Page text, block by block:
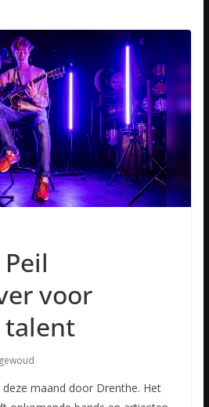
voor
talent
deze maand door Drenthe. Het